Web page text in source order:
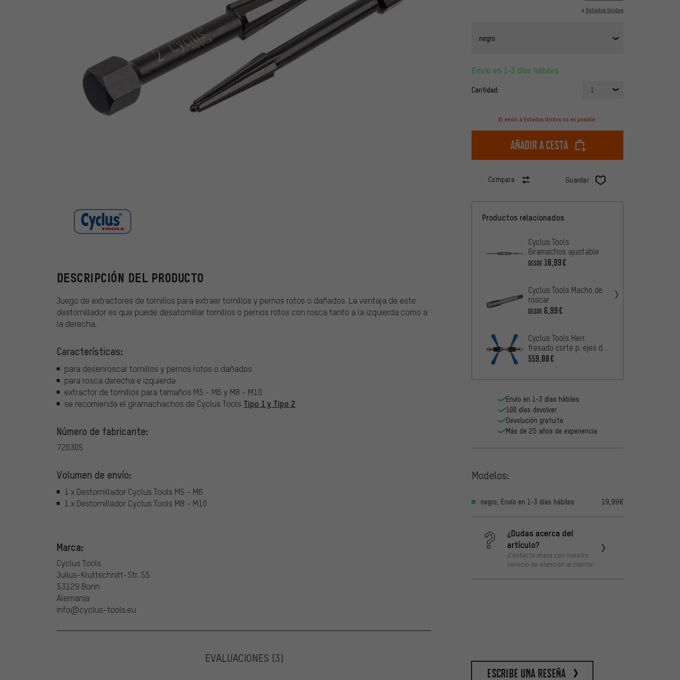
a Estados Unidos
negro
Envío en 1-3 días hábiles
Cantidad: 1
El envío a Estados Unidos no es posible.
Añadir a cesta
Compara Guardar
DESCRIPCIÓN DEL PRODUCTO
Juego de extractores de tornillos para extraer tornillos y pernos rotos o dañados. La ventaja de este
destornillador es que puede desatornillar tornillos o pernos rotos con rosca tanto a la izquierda como a
la derecha.
Características:
para desenroscar tornillos y pernos rotos o dañados
para rosca derecha e izquierda
extractor de tornillos para tamaños M5 - M6 y M8 - M10
se recomienda el giramachachos de Cyclus Tools Tipo 1 y Tipo 2
Número de fabricante:
720305
Volumen de envío:
1 x Destornillador Cyclus Tools M5 - M6
1 x Destornillador Cyclus Tools M8 - M10
Marca:
Cyclus Tools
Julius-Kruttschnitt-Str. 55
53129 Bonn
Alemania
info@cyclus-tools.eu
Productos relacionados
Cyclus Tools
Giramachos ajustable
DESDE 10,99€
Cyclus Tools Macho de
roscar
DESDE 6,99€
Cyclus Tools Herr.
fresado corte p. ejes de
pedalier con rosca y
559,00€
Envío en 1-3 días hábiles
100 días devolver
Devolución gratuita
Más de 25 años de experiencia
Modelos:
negro, Envío en 1-3 días hábiles 19,99€
¿Dudas acerca del
artículo?
¡Contacta ahora con nuestro
servicio de atención al cliente!
EVALUACIONES (3)
escribe una reseña